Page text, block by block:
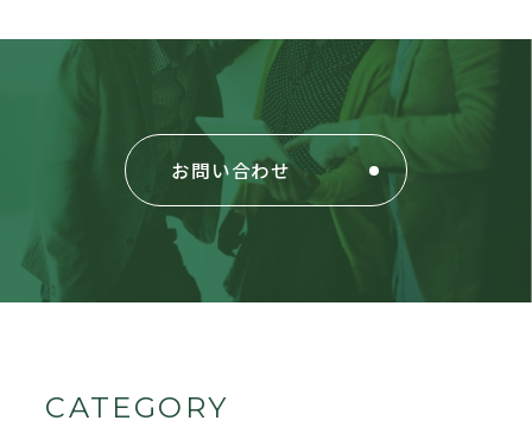
お問い合わせ
CATEGORY